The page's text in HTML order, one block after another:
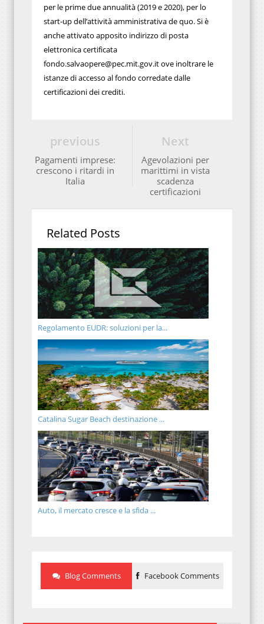
per le prime due annualità (2019 e 2020), per lo
start-up dell’attività amministrativa de quo. Si è
anche attivato apposito indirizzo di posta
elettronica certificata
fondo.salvaopere@pec.mit.gov.it ove inoltrare le
istanze di accesso al fondo corredate dalle
certificazioni dei crediti.
Next
Agevolazioni per
marittimi in vista
scadenza
certificazioni
previous
Pagamenti imprese:
crescono i ritardi in
Italia
Related Posts
Regolamento EUDR: soluzioni per la...
Catalina Sugar Beach destinazione ...
Auto, il mercato cresce e la sfida ...
Blog Comments Facebook Comments